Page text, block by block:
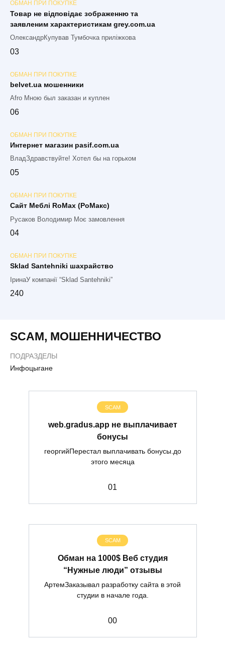
ОБМАН ПРИ ПОКУПКЕ
Товар не відповідає зображенню та
заявленим характеристикам grey.com.ua
ОлександрКупував Тумбочка приліжкова
03
ОБМАН ПРИ ПОКУПКЕ
belvet.ua мошенники
Afro Мною был заказан и куплен
06
ОБМАН ПРИ ПОКУПКЕ
Интернет магазин pasif.com.ua
ВладЗдравствуйте! Хотел бы на горьком
05
ОБМАН ПРИ ПОКУПКЕ
Сайт Меблі RoMax (РоМакс)
Русаков Володимир Моє замовлення
04
ОБМАН ПРИ ПОКУПКЕ
Sklad Santehniki шахрайство
ІринаУ компанії “Sklad Santehniki”
240
SCAM, МОШЕННИЧЕСТВО
ПОДРАЗДЕЛЫ
Инфоцыгане
SCAM
web.gradus.app не выплачивает
бонусы
георгийПерестал выплачивать бонусы.до
этого месяца
01
SCAM
Обман на 1000$ Веб студия
“Нужные люди” отзывы
АртемЗаказывал разработку сайта в этой
студии в начале года.
00